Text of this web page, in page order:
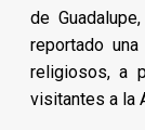
de
reportado
religiosos, a
visitantes a la